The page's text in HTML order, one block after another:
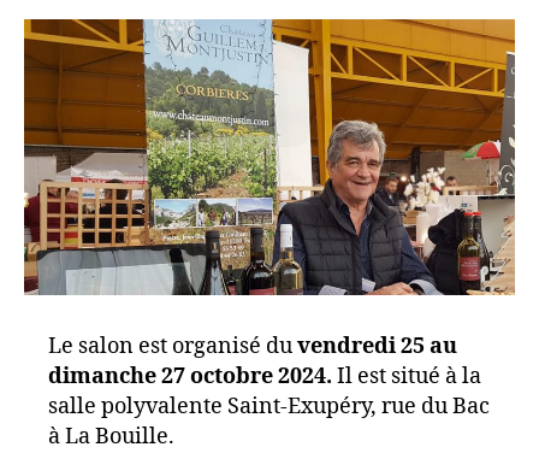
Le salon est organisé duvendredi 25 au
dimanche 27 octobre 2024. Il est situé à la
salle polyvalente Saint-Exupéry, rue du Bac
à La Bouille.